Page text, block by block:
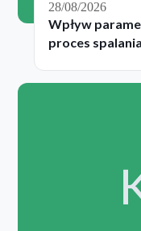
28/08/2026
Wpływ
proces